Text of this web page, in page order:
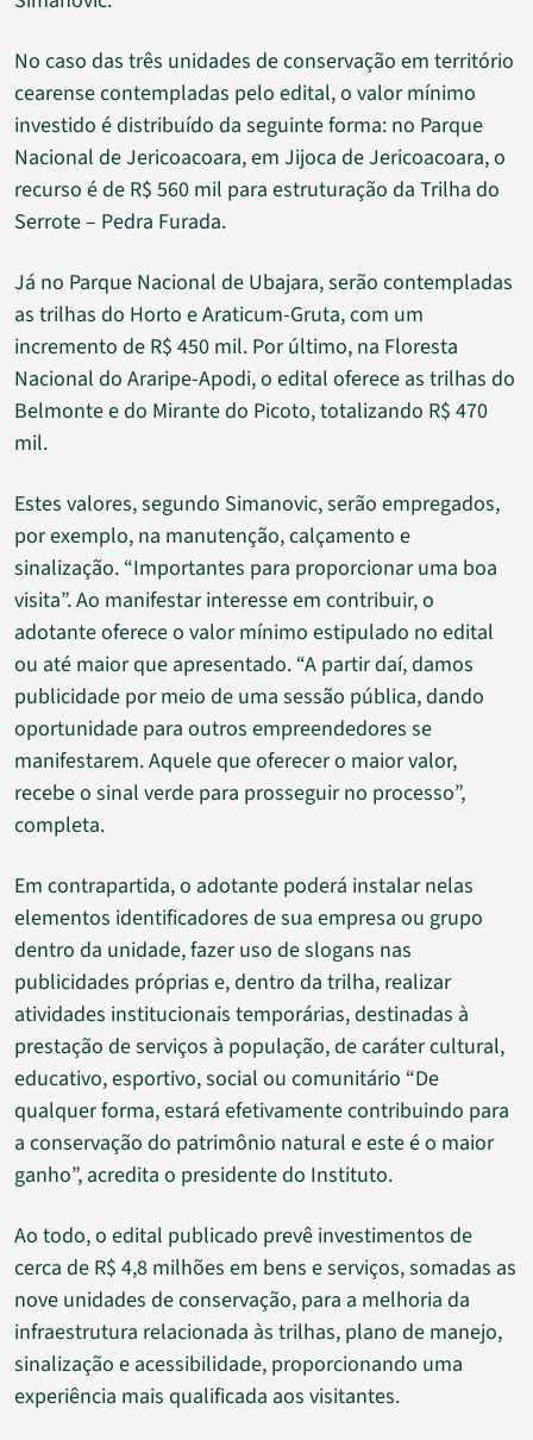
No caso das três unidades de conservação em território
cearense contempladas pelo edital, o valor mínimo
investido é distribuído da seguinte forma: no Parque
Nacional de Jericoacoara, em Jijoca de Jericoacoara, o
recurso é de R$ 560 mil para estruturação da Trilha do
Serrote – Pedra Furada.
Já no Parque Nacional de Ubajara, serão contempladas
as trilhas do Horto e Araticum-Gruta, com um
incremento de R$ 450 mil. Por último, na Floresta
Nacional do Araripe-Apodi, o edital oferece as trilhas do
Belmonte e do Mirante do Picoto, totalizando R$ 470
mil.
Estes valores, segundo Simanovic, serão empregados,
por exemplo, na manutenção, calçamento e
sinalização. “Importantes para proporcionar uma boa
visita”. Ao manifestar interesse em contribuir, o
adotante oferece o valor mínimo estipulado no edital
ou até maior que apresentado. “A partir daí, damos
publicidade por meio de uma sessão pública, dando
oportunidade para outros empreendedores se
manifestarem. Aquele que oferecer o maior valor,
recebe o sinal verde para prosseguir no processo”,
completa.
Em contrapartida, o adotante poderá instalar nelas
elementos identificadores de sua empresa ou grupo
dentro da unidade, fazer uso de slogans nas
publicidades próprias e, dentro da trilha, realizar
atividades institucionais temporárias, destinadas à
prestação de serviços à população, de caráter cultural,
educativo, esportivo, social ou comunitário “De
qualquer forma, estará efetivamente contribuindo para
a conservação do patrimônio natural e este é o maior
ganho”, acredita o presidente do Instituto.
Ao todo, o edital publicado prevê investimentos de
cerca de R$ 4,8 milhões em bens e serviços, somadas as
nove unidades de conservação, para a melhoria da
infraestrutura relacionada às trilhas, plano de manejo,
sinalização e acessibilidade, proporcionando uma
experiência mais qualificada aos visitantes.